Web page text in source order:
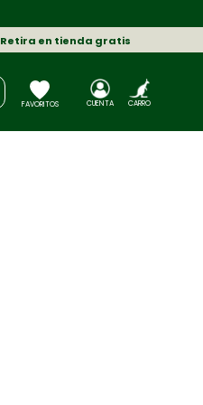
Retira en tienda gratis